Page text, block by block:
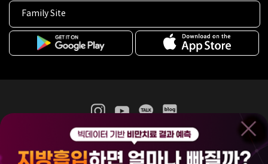
Family Site
365mc 병·의원 이용약관
홈페이지 이용약관
비급여진료수가